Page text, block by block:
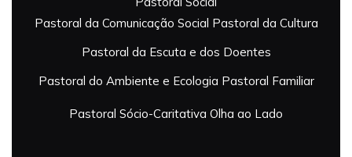
Pastoral da Comunicação Social Pastoral da Cultura
Pastoral da Escuta e dos Doentes
Pastoral do Ambiente e Ecologia Pastoral Familiar
Pastoral Sócio-Caritativa Olha ao Lado